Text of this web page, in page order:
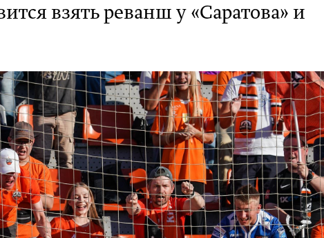
взять реванш у «Саратова» и